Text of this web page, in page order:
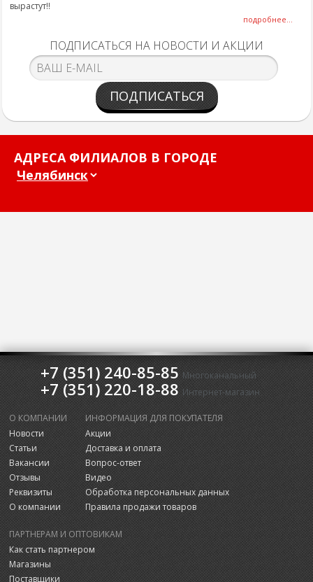
вырастут!!
подробнее...
ПОДПИСАТЬСЯ НА НОВОСТИ И АКЦИИ
ПОДПИСАТЬСЯ
АДРЕСА ФИЛИАЛОВ В ГОРОДЕ
+7 (351) 240-85-85 Многоканальный
+7 (351) 220-18-88 Интернет-магазин
О КОМПАНИИ
Новости
Статьи
Вакансии
Отзывы
Реквизиты
О компании
ИНФОРМАЦИЯ ДЛЯ ПОКУПАТЕЛЯ
Акции
Доставка и оплата
Вопрос-ответ
Видео
Обработка персональных данных
Правила продажи товаров
ПАРТНЕРАМ И ОПТОВИКАМ
Как стать партнером
Магазины
Поставщики